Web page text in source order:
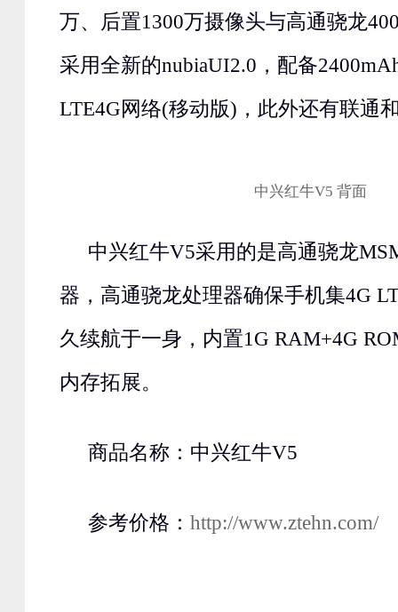
万、后置1300万摄像头与高通骁龙
采用全新的nubiaUI2.0，配备
LTE4G网络(移动版)，此外还有联通
中兴红牛V5 背面
中兴红牛V5采用的是高通骁龙
器，高通骁龙处理器确保手机集4G
久续航于一身，内置1G RAM+4G
内存拓展。
商品名称：中兴红牛V5
参考价格： http://www.ztehn.com/